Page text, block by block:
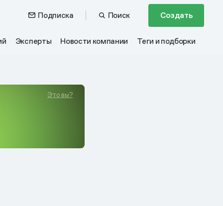
Подписка Поиск Создать
Эксперты Новости компании Теги и подборки
Это вы?